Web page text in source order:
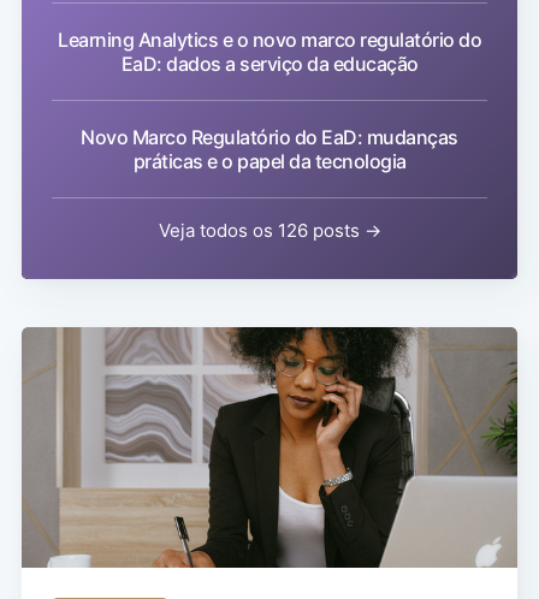
Learning Analytics e o novo marco regulatório do
EaD: dados a serviço da educação
Novo Marco Regulatório do EaD: mudanças
práticas e o papel da tecnologia
Veja todos os 126 posts →